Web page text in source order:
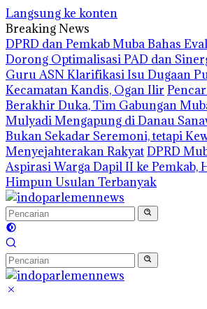
Langsung ke konten
Breaking News
DPRD dan Pemkab Muba Bahas
Dorong Optimalisasi PAD dan
Guru ASN Klarifikasi Isu Dugaan
Kecamatan Kandis, Ogan Ilir
Berakhir Duka, Tim Gabungan
Mulyadi Mengapung di Danau
Bukan Sekadar Seremoni, tetapi
Menyejahterakan RakyatDPRD
Aspirasi Warga Dapil II ke Pemkab,
Himpun Usulan Terbanyak